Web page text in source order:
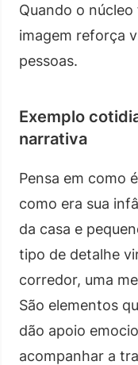
Quando o
imagem reforça
pessoas.
Exemplo
narrativa
Pensa em como
como era sua
da casa e
tipo de detalhe
corredor, uma
São elementos
dão apoio
acompanhar a